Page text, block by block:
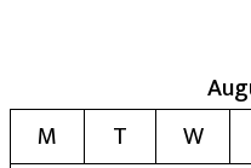
M
T W